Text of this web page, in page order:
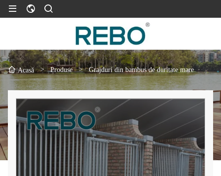
Acasă > Produse > Grajduri din bambus de duritate mare